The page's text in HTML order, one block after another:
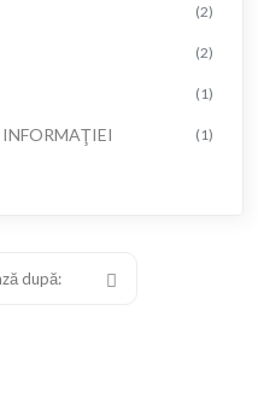
(2)
(2)
(1)
(1)
după: